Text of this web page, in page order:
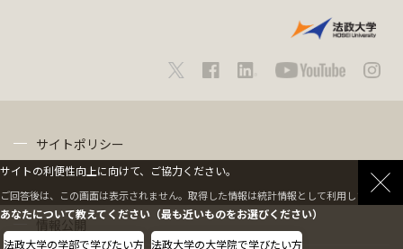
サイトポリシー
情報公開
サイトの利便性向上に向けて、ご協力ください。
ご回答後は、この画面は表示されません。取得した情報は統計情報として利用します。
あなたについて教えてください（最も近いものをお選びください）
法政大学の学部で学びたい方 法政大学の大学院で学びたい方